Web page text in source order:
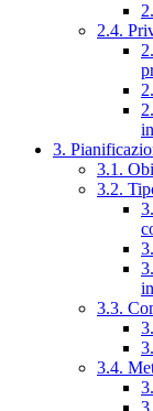
2.4.
3.
3.1.
3.2.
3.3.
3.4.